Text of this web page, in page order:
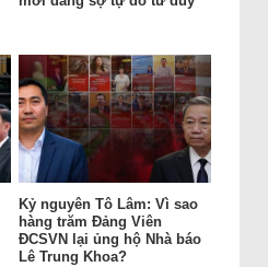
Kỷ nguyên Tô Lâm: Vì sao
hàng trăm Đảng Viên
ĐCSVN lại ủng hộ Nhà báo
Lê Trung Khoa?